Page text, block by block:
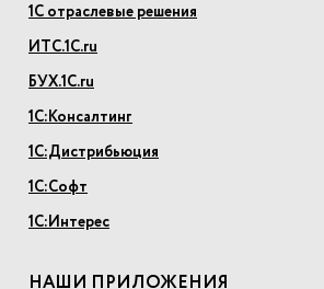
1С отраслевые решения
ИТС.1С.ru
БУХ.1С.ru
1С:Консалтинг
1С:Дистрибьюция
1С:Софт
1С:Интерес
НАШИ ПРИЛОЖЕНИЯ